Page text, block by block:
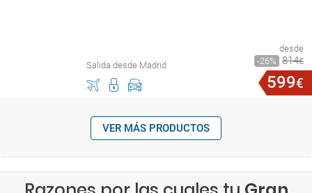
Salida desde Madrid
desde
26
814€
599€
VER MÁS PRODUCTOS